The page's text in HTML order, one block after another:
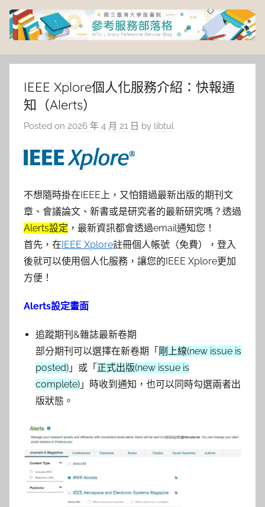
Skip
content
臺
灣
大
學
書
館
參
考
服
格
IEEE Xplore個人化服務介紹：快報通
知（Alerts）
Posted on 2026 年 4 月 21 日 by libtul
不想隨時掛在IEEE上，又怕錯過最新出版的期刊文
章、會議論文、新書或是研究者的最新研究嗎？透過
Alerts設定 ，最新資訊都會透過email通知您！
首先，在IEEE Xplore註冊個人帳號（免費），登入
後就可以使用個人化服務，讓您的IEEE Xplore更加
方便！
Alerts設定畫面
追蹤期刊&雜誌最新卷期
部分期刊可以選擇在新卷期「剛上線(new issue is
posted) 」或「正式出版(new issue is
complete) 」時收到通知，也可以同時勾選兩者出
版狀態。